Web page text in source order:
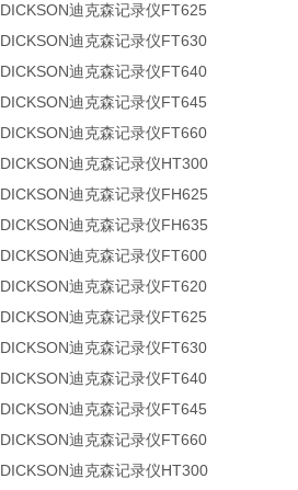
DICKSON迪克森记录仪FT625
DICKSON迪克森记录仪FT630
DICKSON迪克森记录仪FT640
DICKSON迪克森记录仪FT645
DICKSON迪克森记录仪FT660
DICKSON迪克森记录仪HT300
DICKSON迪克森记录仪FH625
DICKSON迪克森记录仪FH635
DICKSON迪克森记录仪FT600
DICKSON迪克森记录仪FT620
DICKSON迪克森记录仪FT625
DICKSON迪克森记录仪FT630
DICKSON迪克森记录仪FT640
DICKSON迪克森记录仪FT645
DICKSON迪克森记录仪FT660
DICKSON迪克森记录仪HT300